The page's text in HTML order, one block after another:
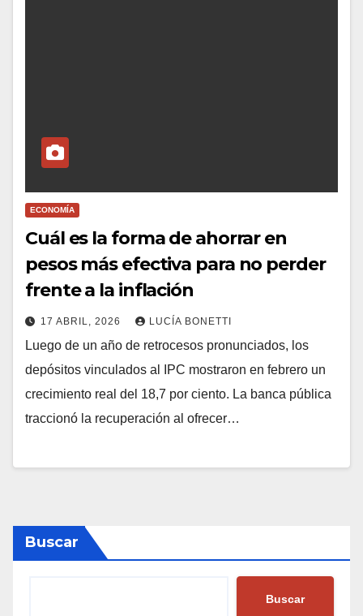
ECONOMÍA
Cuál es la forma de ahorrar en
pesos más efectiva para no perder
frente a la inflación
17 ABRIL, 2026 LUCÍA BONETTI
Luego de un año de retrocesos pronunciados, los
depósitos vinculados al IPC mostraron en febrero un
crecimiento real del 18,7 por ciento. La banca pública
traccionó la recuperación al ofrecer…
Buscar
Buscar